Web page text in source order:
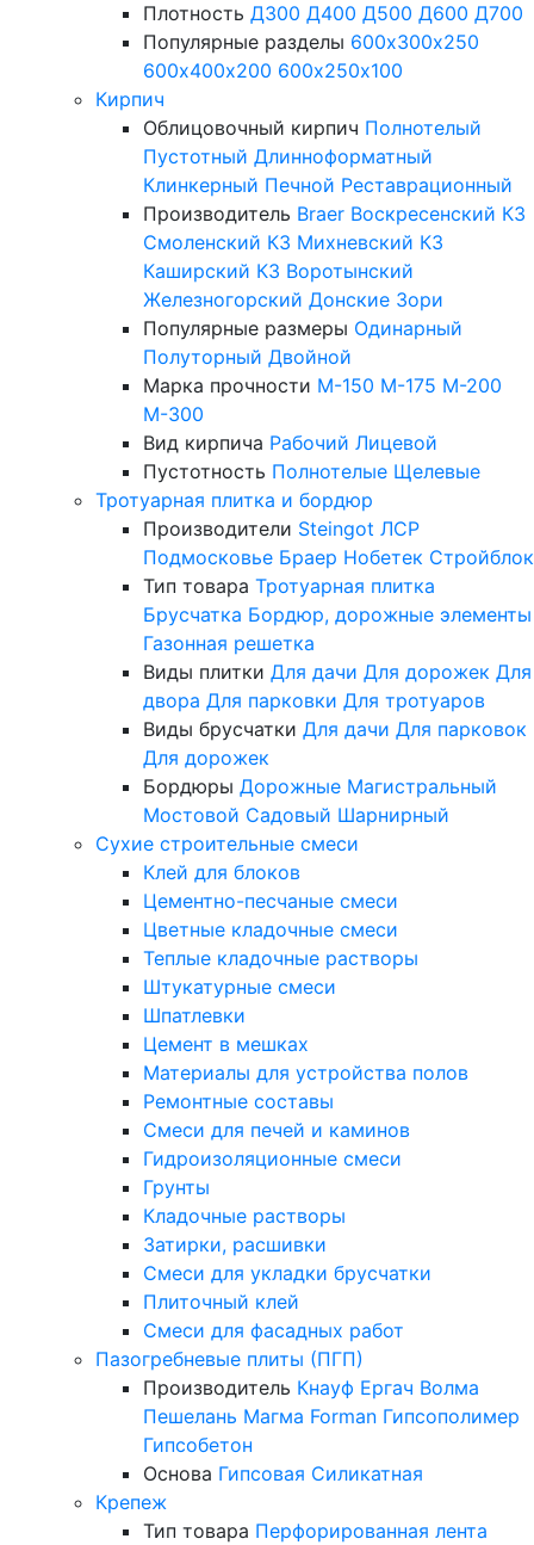
Плотность Д300 Д400 Д500 Д600 Д700
Популярные разделы 600х300х250
600х400х200 600х250х100
Кирпич
Облицовочный кирпич Полнотелый
Пустотный Длинноформатный
Клинкерный Печной Реставрационный
Производитель Braer Воскресенский КЗ
Смоленский КЗ Михневский КЗ
Каширский КЗ Воротынский
Железногорский Донские Зори
Популярные размеры Одинарный
Полуторный Двойной
Марка прочности М-150 М-175 М-200
М-300
Вид кирпича Рабочий Лицевой
Пустотность Полнотелые Щелевые
Тротуарная плитка и бордюр
Производители Steingot ЛСР
Подмосковье Браер Нобетек Стройблок
Тип товара Тротуарная плитка
Брусчатка Бордюр, дорожные элементы
Газонная решетка
Виды плитки Для дачи Для дорожек Для
двора Для парковки Для тротуаров
Виды брусчатки Для дачи Для парковок
Для дорожек
Бордюры Дорожные Магистральный
Мостовой Садовый Шарнирный
Сухие строительные смеси
Клей для блоков
Цементно-песчаные смеси
Цветные кладочные смеси
Теплые кладочные растворы
Штукатурные смеси
Шпатлевки
Цемент в мешках
Материалы для устройства полов
Ремонтные составы
Смеси для печей и каминов
Гидроизоляционные смеси
Грунты
Кладочные растворы
Затирки, расшивки
Смеси для укладки брусчатки
Плиточный клей
Смеси для фасадных работ
Пазогребневые плиты (ПГП)
Производитель Кнауф Ергач Волма
Пешелань Магма Forman Гипсополимер
Гипсобетон
Основа Гипсовая Силикатная
Крепеж
Тип товара Перфорированная лента